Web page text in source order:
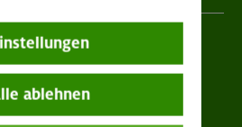
ablehnen